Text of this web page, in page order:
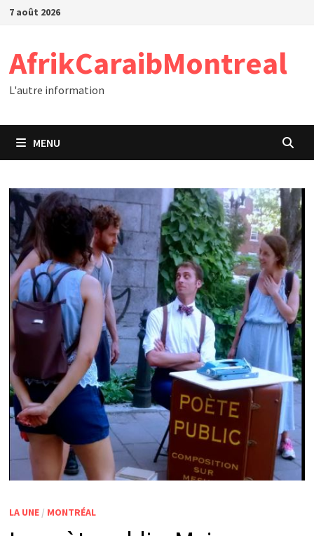
Passer
7 août 2026
AfrikCaraibMontreal
L'autre information
MENU
LA UNE/ MONTRÉAL